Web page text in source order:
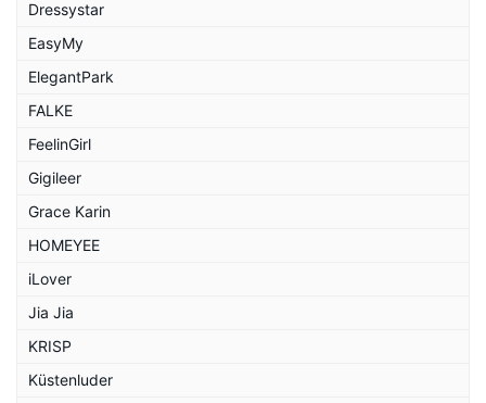
Dressystar
EasyMy
ElegantPark
FALKE
FeelinGirl
Gigileer
Grace Karin
HOMEYEE
iLover
Jia Jia
KRISP
Küstenluder